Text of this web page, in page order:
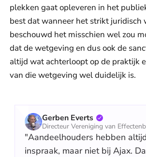
plekken gaat opleveren in het
best dat wanneer het strikt juridisch
beschouwd het misschien wel zou
dat de wetgeving en dus ook de
altijd wat achterloopt op de praktijk
van die wetgeving wel duidelijk is.
Gerben Everts
Directeur Vereniging van
"Aandeelhouders hebben
inspraak, maar niet bij Ajax.